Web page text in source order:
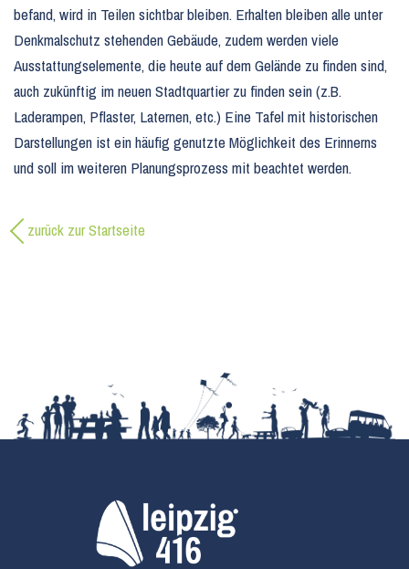
befand, wird in Teilen sichtbar bleiben. Erhalten bleiben alle unter
Denkmalschutz stehenden Gebäude, zudem werden viele
Ausstattungselemente, die heute auf dem Gelände zu finden sind,
auch zukünftig im neuen Stadtquartier zu finden sein (z.B.
Laderampen, Pflaster, Laternen, etc.) Eine Tafel mit historischen
Darstellungen ist ein häufig genutzte Möglichkeit des Erinnerns
und soll im weiteren Planungsprozess mit beachtet werden.
zurück zur Startseite